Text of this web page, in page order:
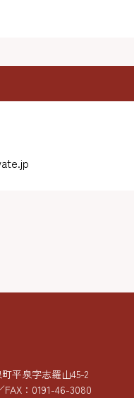
平泉字志羅山45-2
FAX：0191-46-3080